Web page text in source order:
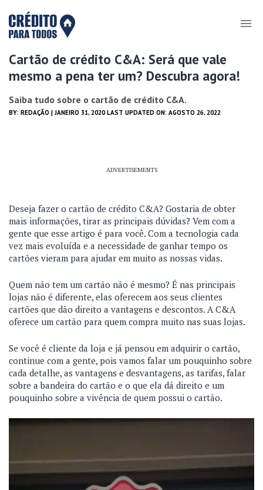
Cartão de crédito C&A: Será que vale
mesmo a pena ter um? Descubra agora!
Saiba tudo sobre o cartão de crédito C&A.
BY: REDAÇÃO | JANEIRO 31, 2020 LAST UPDATED ON: AGOSTO 26, 2022
ADVERTISEMENTS
Deseja fazer o cartão de crédito C&A? Gostaria de obter
mais informações, tirar as principais dúvidas? Vem com a
gente que esse artigo é para você. Com a tecnologia cada
vez mais evoluída e a necessidade de ganhar tempo os
cartões vieram para ajudar em muito as nossas vidas.
Quem não tem um cartão não é mesmo? É nas principais
lojas não é diferente, elas oferecem aos seus clientes
cartões que dão direito a vantagens e descontos. A C&A
oferece um cartão para quem compra muito nas suas lojas.
Se você é cliente da loja e já pensou em adquirir o cartão,
continue com a gente, pois vamos falar um pouquinho sobre
cada detalhe, as vantagens e desvantagens, as tarifas, falar
sobre a bandeira do cartão e o que ela dá direito e um
pouquinho sobre a vivência de quem possui o cartão.